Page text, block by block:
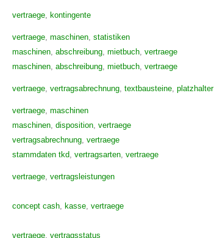
vertraege, kontingente
vertraege, maschinen, statistiken
maschinen, abschreibung, mietbuch, vertraege
maschinen, abschreibung, mietbuch, vertraege
vertraege, vertragsabrechnung, textbausteine, platzhalter
vertraege, maschinen
maschinen, disposition, vertraege
vertragsabrechnung, vertraege
stammdaten tkd, vertragsarten, vertraege
vertraege, vertragsleistungen
concept cash, kasse, vertraege
vertraege, vertragsstatus